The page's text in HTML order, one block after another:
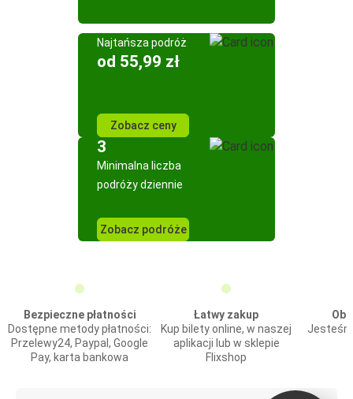
Najtańsza podróż
od 55,99 zł
Zobacz ceny
3
Minimalna liczba
podróży dziennie
Zobacz podróże
Bezpieczne płatności
Dostępne metody płatności:
Przelewy24, Paypal, Google
Pay, karta bankowa
Łatwy zakup
Kup bilety online, w naszej
aplikacji lub w sklepie
Flixshop